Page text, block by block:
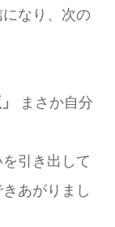
なり、次の
まさか自分
引き出して
あがりまし